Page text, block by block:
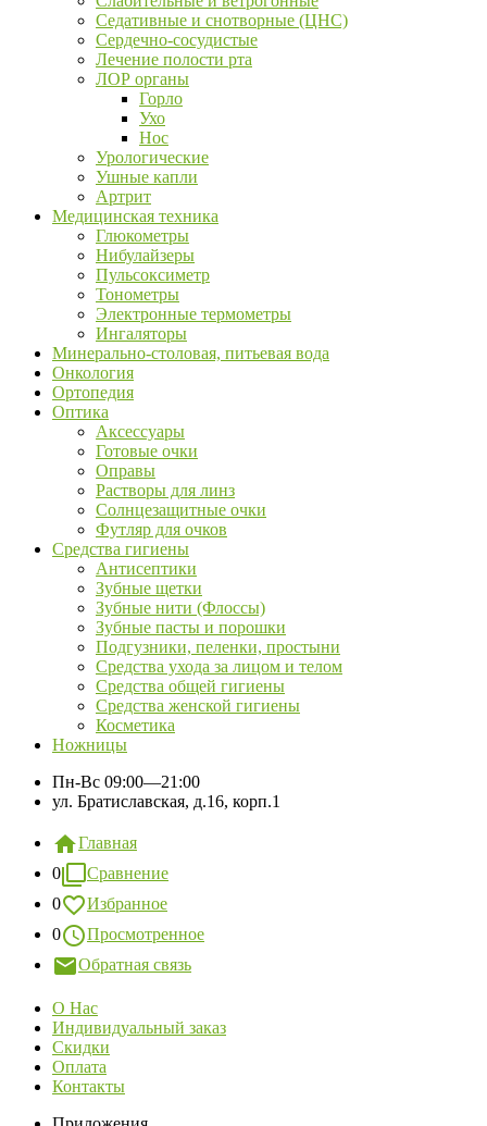
Седативные и снотворные (ЦНС)
Сердечно-сосудистые
Лечение полости рта
ЛОР органы
Горло
Ухо
Нос
Урологические
Ушные капли
Артрит
Медицинская техника
Глюкометры
Нибулайзеры
Пульсоксиметр
Тонометры
Электронные термометры
Ингаляторы
Минерально-столовая, питьевая вода
Онкология
Ортопедия
Оптика
Аксессуары
Готовые очки
Оправы
Растворы для линз
Солнцезащитные очки
Футляр для очков
Средства гигиены
Антисептики
Зубные щетки
Зубные нити (Флоссы)
Зубные пасты и порошки
Подгузники, пеленки, простыни
Средства ухода за лицом и телом
Средства общей гигиены
Средства женской гигиены
Косметика
Ножницы
Пн-Вс 09:00—21:00
ул. Братиславская, д.16, корп.1
Главная
0
Сравнение
0
Избранное
0
Просмотренное
Обратная связь
О Нас
Индивидуальный заказ
Скидки
Оплата
Контакты